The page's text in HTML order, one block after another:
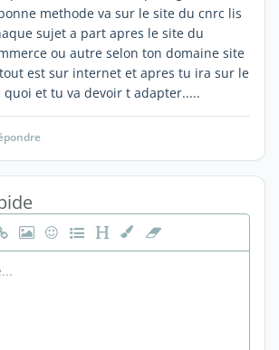
methode va sur le site du cnrc lis
sujet a part apres le site du
ou autre selon ton domaine site
est sur internet et apres tu ira sur le
et tu va devoir t adapter.....